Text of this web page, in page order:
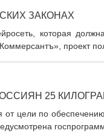
ЗАКОНАХ
которая
проект
25
от цели по